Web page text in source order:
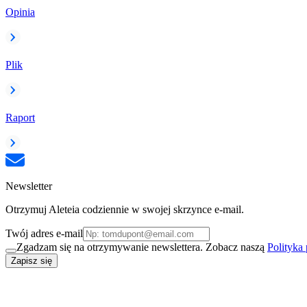
Opinia
Plik
Raport
Newsletter
Otrzymuj Aleteia codziennie w swojej skrzynce e-mail.
Twój adres e-mail
Zgadzam się na otrzymywanie newslettera. Zobacz naszą Polityka
Zapisz się